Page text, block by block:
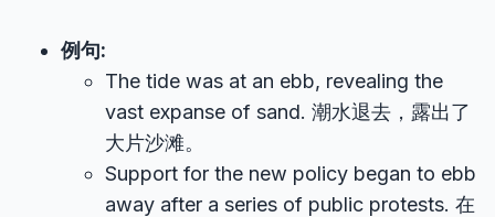
例句:
The tide was at an ebb, revealing the
vast expanse of sand. 潮水退去，露出了
大片沙滩。
Support for the new policy began to ebb
away after a series of public protests. 在